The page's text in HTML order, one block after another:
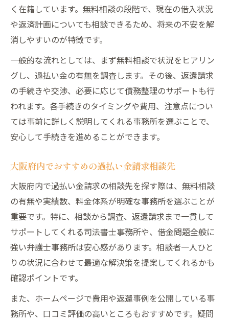
く在籍しています。無料相談の段階で、現在の借入状況
や返済計画についても相談できるため、将来の不安を解
消しやすいのが特徴です。
一般的な流れとしては、まず無料相談で状況をヒアリン
グし、過払い金の有無を調査します。その後、返還請求
の手続きや交渉、必要に応じて債務整理のサポートも行
われます。各手続きのタイミングや費用、注意点につい
ては事前に詳しく説明してくれる事務所を選ぶことで、
安心して手続きを進めることができます。
大阪府内でおすすめの過払い金請求相談先
大阪府内で過払い金請求の相談先を探す際は、無料相談
の有無や実績数、料金体系が明確な事務所を選ぶことが
重要です。特に、相談から調査、返還請求まで一貫して
サポートしてくれる司法書士事務所や、借金問題全般に
強い弁護士事務所は安心感があります。相談者一人ひと
りの状況に合わせて最適な解決策を提案してくれるかも
確認ポイントです。
また、ホームページで費用や返還事例を公開している事
務所や、口コミ評価の高いところもおすすめです。疑問